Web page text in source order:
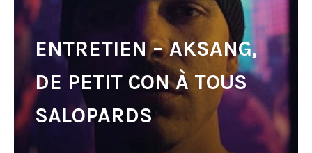
ENTRETIEN – AKSANG,
DE PETIT CON À TOUS
SALOPARDS